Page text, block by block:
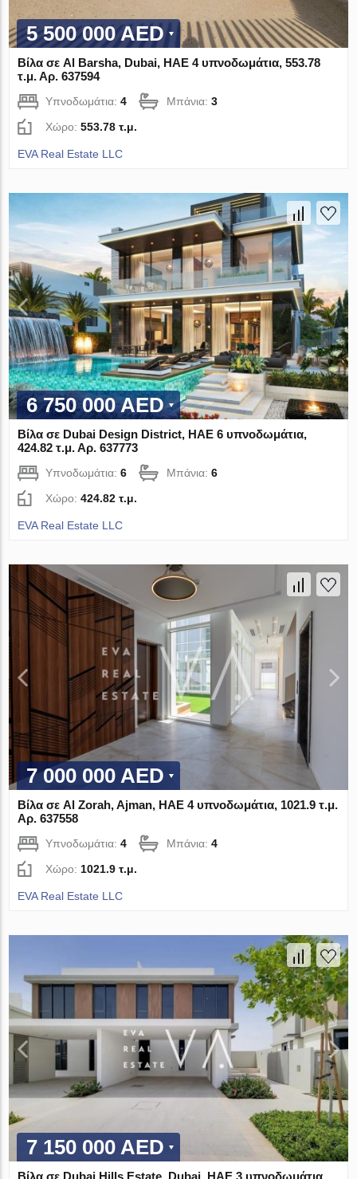
5 500 000 AED
Βίλα σε Al Barsha, Dubai, ΗΑΕ 4 υπνοδωμάτια, 553.78
τ.μ. Αρ. 637594
Υπνοδωμάτια:4 Μπάνια:3
Χώρο:553.78 τ.μ.
EVA Real Estate LLC
6 750 000 AED
Βίλα σε Dubai Design District, ΗΑΕ 6 υπνοδωμάτια,
424.82 τ.μ. Αρ. 637773
Υπνοδωμάτια:6 Μπάνια:6
Χώρο:424.82 τ.μ.
EVA Real Estate LLC
7 000 000 AED
Βίλα σε Al Zorah, Ajman, ΗΑΕ 4 υπνοδωμάτια, 1021.9 τ.μ.
Αρ. 637558
Υπνοδωμάτια:4 Μπάνια:4
Χώρο:1021.9 τ.μ.
EVA Real Estate LLC
7 150 000 AED
Βίλα σε Dubai Hills Estate, Dubai, ΗΑΕ 3 υπνοδωμάτια,